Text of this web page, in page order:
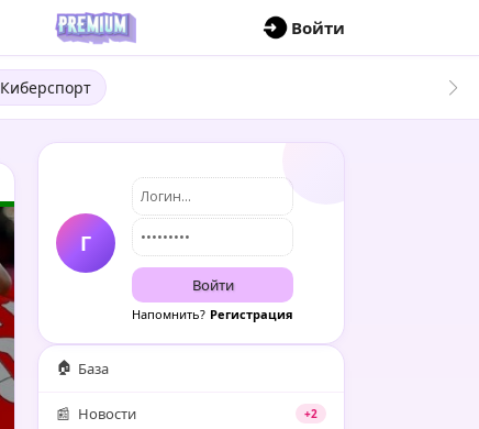
Войти
Киберспорт
Г
Войти
Напомнить? Регистрация
🏠 База
📰 Новости +2